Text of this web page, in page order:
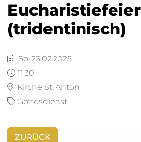
Eucharistiefeier
(tridentinisch)
So. 23.02.2025
11.30
Kirche St. Anton
Gottesdienst
ZURÜCK